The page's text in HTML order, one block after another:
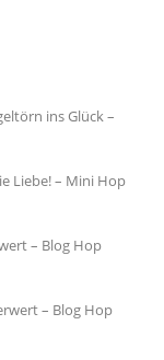
ins Glück –
Liebe! – Mini Hop
– Blog Hop
– Blog Hop